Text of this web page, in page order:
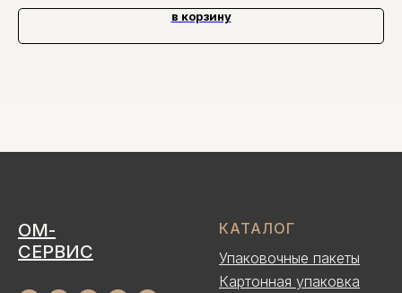
в корзину
ОМ-
СЕРВИС
КАТАЛОГ
Упаковочные пакеты
Картонная упаковка